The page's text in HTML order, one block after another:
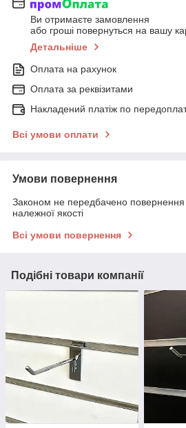
Ви отримаєте замовлення
або гроші повернуться на вашу
Детальніше
Оплата на рахунок
Оплата за реквізитами
Накладений платіж по
Всі умови оплати
Умови повернення
Законом не передбачено повернення
належної якості
Всі умови повернення
Подібні товари компанії